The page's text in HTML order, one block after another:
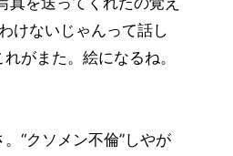
けないじゃんって話し
がまた。絵になるね。
“クソメン不倫”しやが